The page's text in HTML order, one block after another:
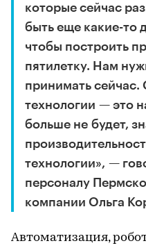
которые сейчас
быть еще какие-то
чтобы построить
пятилетку. Нам
принимать
технологии — это
больше не будет,
технологии», —
персоналу
компании Ольга
Автоматизация,